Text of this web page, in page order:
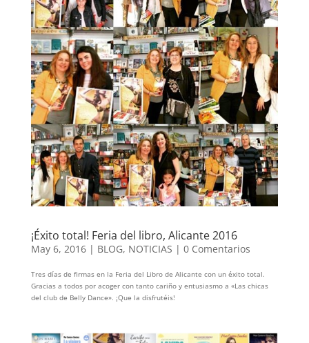
¡Éxito total! Feria del libro, Alicante 2016
May 6, 2016| BLOG, NOTICIAS | 0 Comentarios
Tres días de firmas en la Feria del Libro de Alicante con un éxito total.
Gracias a todos por acoger con tanto cariño y entusiasmo a «Las chicas
del club de Belly Dance». ¡Que la disfrutéis!